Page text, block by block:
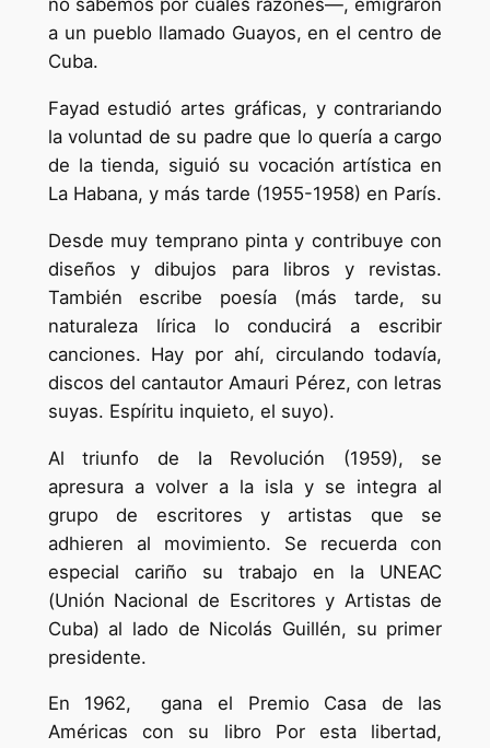
no sabemos por cuáles razones—, emigraron
a un pueblo llamado Guayos, en el centro de
Cuba.
Fayad estudió artes gráficas, y contrariando
la voluntad de su padre que lo quería a cargo
de la tienda, siguió su vocación artística en
La Habana, y más tarde (1955-1958) en París.
Desde muy temprano pinta y contribuye con
diseños y dibujos para libros y revistas.
También escribe poesía (más tarde, su
naturaleza lírica lo conducirá a escribir
canciones. Hay por ahí, circulando todavía,
discos del cantautor Amauri Pérez, con letras
suyas. Espíritu inquieto, el suyo).
Al triunfo de la Revolución (1959), se
apresura a volver a la isla y se integra al
grupo de escritores y artistas que se
adhieren al movimiento. Se recuerda con
especial cariño su trabajo en la UNEAC
(Unión Nacional de Escritores y Artistas de
Cuba) al lado de Nicolás Guillén, su primer
presidente.
En 1962, gana el Premio Casa de las
Américas con su libro Por esta libertad,